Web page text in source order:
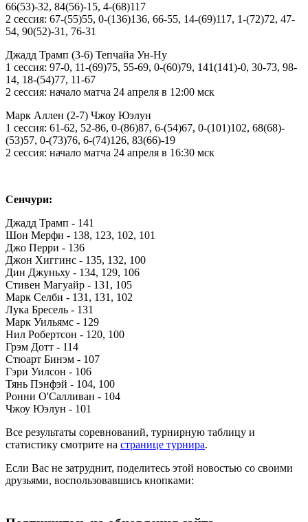
66(53)-32, 84(56)-15, 4-(68)117
2 сессия: 67-(55)55, 0-(136)136, 66-55, 14-(69)117, 1-(72)72, 47-
54, 90(52)-31, 76-31
Джадд Трамп (3-6) Тепчайа Ун-Ну
1 сессия: 97-0, 11-(69)75, 55-69, 0-(60)79, 141(141)-0, 30-73, 98-
14, 18-(54)77, 11-67
2 сессия: начало матча 24 апреля в 12:00 мск
Марк Аллен (2-7) Чжоу Юэлун
1 сессия: 61-62, 52-86, 0-(86)87, 6-(54)67, 0-(101)102, 68(68)-
(53)57, 0-(73)76, 6-(74)126, 83(66)-19
2 сессия: начало матча 24 апреля в 16:30 мск
Сенчури:
Джадд Трамп - 141
Шон Мерфи - 138, 123, 102, 101
Джо Перри - 136
Джон Хиггинс - 135, 132, 100
Дин Джуньху - 134, 129, 106
Стивен Магуайр - 131, 105
Марк Селби - 131, 131, 102
Лука Бресель - 131
Марк Уильямс - 129
Нил Робертсон - 120, 100
Грэм Дотт - 114
Стюарт Бинэм - 107
Гэри Уилсон - 106
Тянь Пэнфэй - 104, 100
Ронни О'Салливан - 104
Чжоу Юэлун - 101
Все результаты соревнований, турнирную таблицу и
статистику смотрите на странице турнира.
Если Вас не затруднит, поделитесь этой новостью со своими
друзьями, воспользовавшись кнопками: